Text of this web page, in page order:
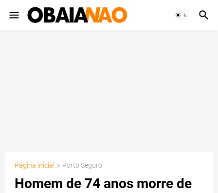
Página inicial Porto Seguro
Homem de 74 anos morre de